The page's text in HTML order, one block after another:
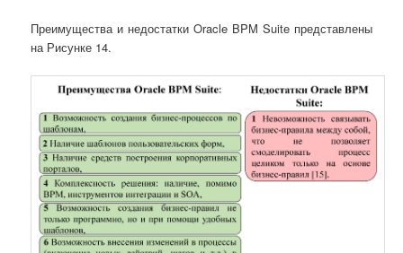
Преимущества и недостатки Oracle BPM Suite представлены
на Рисунке 14.